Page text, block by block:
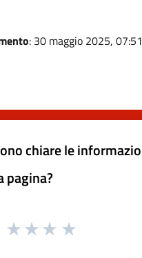
: 30 maggio 2025, 07:51
chiare le
pagina?